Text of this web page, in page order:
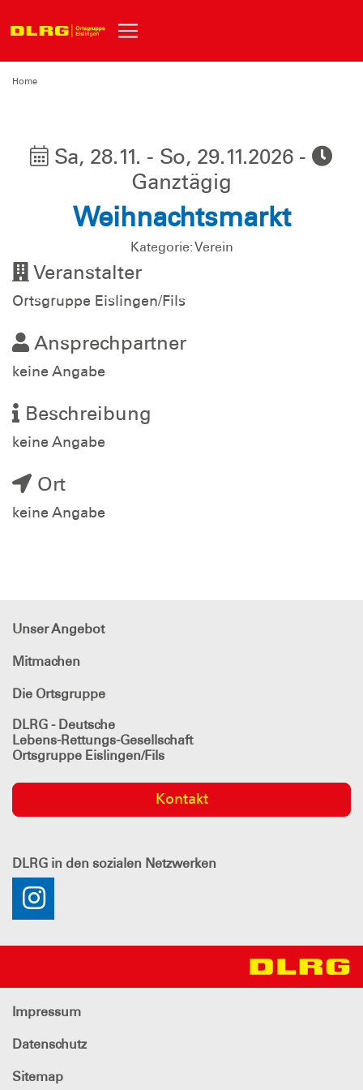
Home
Sa, 28.11. - So, 29.11.2026 -
Ganztägig
Weihnachtsmarkt
Kategorie: Verein
Veranstalter
Ortsgruppe Eislingen/Fils
Ansprechpartner
keine Angabe
Beschreibung
keine Angabe
Ort
keine Angabe
Unser Angebot
Mitmachen
Die Ortsgruppe
DLRG - Deutsche
Lebens-Rettungs-Gesellschaft
Ortsgruppe Eislingen/Fils
Kontakt
DLRG in den sozialen Netzwerken
Impressum
Datenschutz
Sitemap